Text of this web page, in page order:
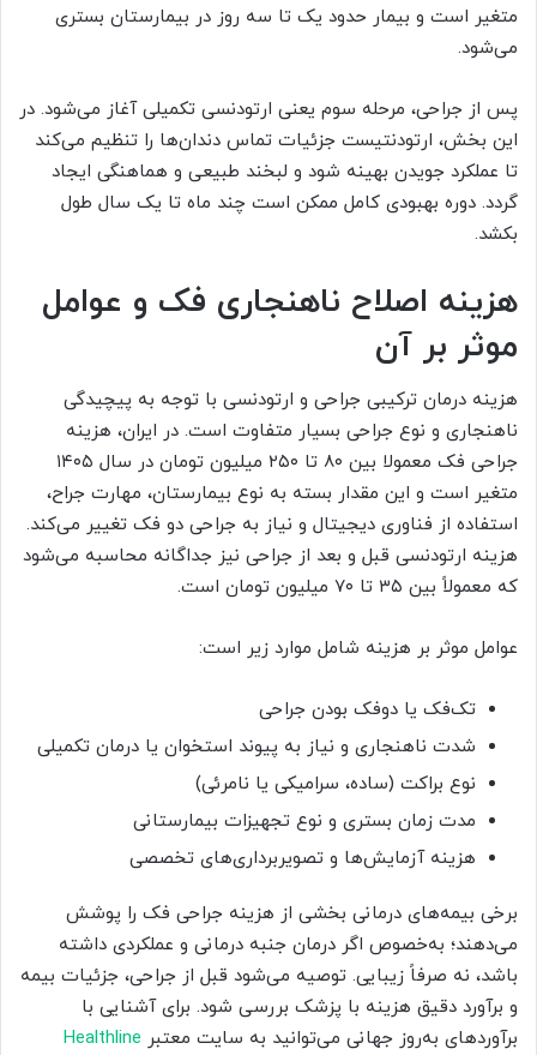
متغیر است و بیمار حدود یک تا سه روز در بیمارستان بستری
می‌شود.
پس از جراحی، مرحله سوم یعنی ارتودنسی تکمیلی آغاز می‌شود. در
این بخش، ارتودنتیست جزئیات تماس دندان‌ها را تنظیم می‌کند
تا عملکرد جویدن بهینه شود و لبخند طبیعی و هماهنگی ایجاد
گردد. دوره بهبودی کامل ممکن است چند ماه تا یک سال طول
بکشد.
هزینه اصلاح ناهنجاری فک و عوامل
موثر بر آن
هزینه درمان ترکیبی جراحی و ارتودنسی با توجه به پیچیدگی
ناهنجاری و نوع جراحی بسیار متفاوت است. در ایران، هزینه
جراحی فک معمولا بین ۸۰ تا ۲۵۰ میلیون تومان در سال ۱۴۰۵
متغیر است و این مقدار بسته به نوع بیمارستان، مهارت جراح،
استفاده از فناوری دیجیتال و نیاز به جراحی دو فک تغییر می‌کند.
هزینه ارتودنسی قبل و بعد از جراحی نیز جداگانه محاسبه می‌شود
که معمولاً بین ۳۵ تا ۷۰ میلیون تومان است.
عوامل موثر بر هزینه شامل موارد زیر است:
تک‌فک یا دو‌فک بودن جراحی
شدت ناهنجاری و نیاز به پیوند استخوان یا درمان تکمیلی
نوع براکت (ساده، سرامیکی یا نامرئی)
مدت زمان بستری و نوع تجهیزات بیمارستانی
هزینه آزمایش‌ها و تصویربرداری‌های تخصصی
برخی بیمه‌های درمانی بخشی از هزینه جراحی فک را پوشش
می‌دهند؛ به‌خصوص اگر درمان جنبه درمانی و عملکردی داشته
باشد، نه صرفاً زیبایی. توصیه می‌شود قبل از جراحی، جزئیات بیمه
و برآورد دقیق هزینه با پزشک بررسی شود. برای آشنایی با
برآوردهای به‌روز جهانی می‌توانید به سایت معتبر Healthline